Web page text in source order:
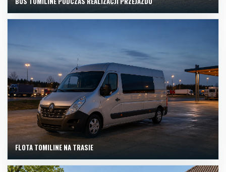
FLOTA TOMILINE NA TRASIE